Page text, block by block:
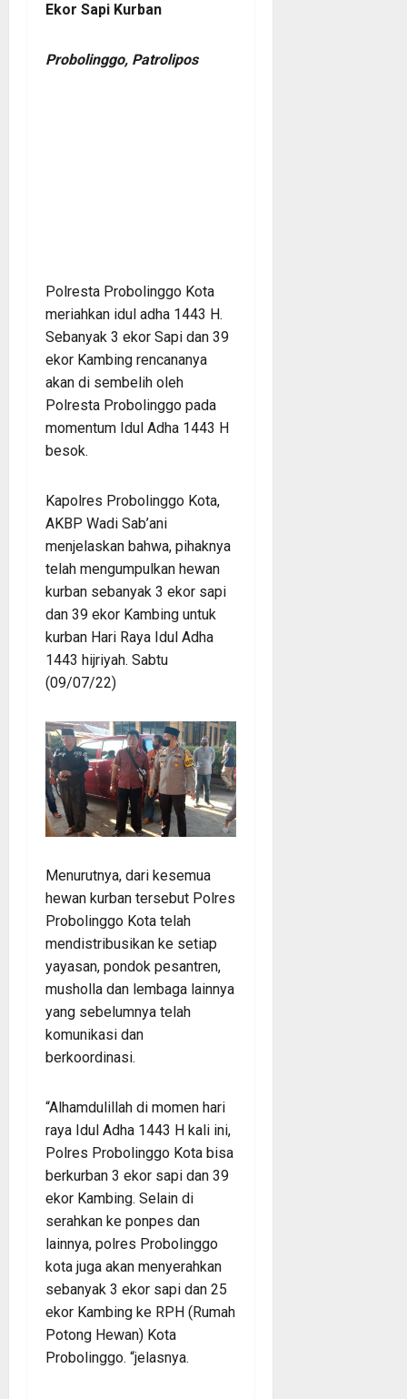
Ekor Sapi Kurban
Probolinggo, Patrolipos
Polresta Probolinggo Kota
meriahkan idul adha 1443 H.
Sebanyak 3 ekor Sapi dan 39
ekor Kambing rencananya
akan di sembelih oleh
Polresta Probolinggo pada
momentum Idul Adha 1443 H
besok.
Kapolres Probolinggo Kota,
AKBP Wadi Sab’ani
menjelaskan bahwa, pihaknya
telah mengumpulkan hewan
kurban sebanyak 3 ekor sapi
dan 39 ekor Kambing untuk
kurban Hari Raya Idul Adha
1443 hijriyah. Sabtu
(09/07/22)
Menurutnya, dari kesemua
hewan kurban tersebut Polres
Probolinggo Kota telah
mendistribusikan ke setiap
yayasan, pondok pesantren,
musholla dan lembaga lainnya
yang sebelumnya telah
komunikasi dan
berkoordinasi.
“Alhamdulillah di momen hari
raya Idul Adha 1443 H kali ini,
Polres Probolinggo Kota bisa
berkurban 3 ekor sapi dan 39
ekor Kambing. Selain di
serahkan ke ponpes dan
lainnya, polres Probolinggo
kota juga akan menyerahkan
sebanyak 3 ekor sapi dan 25
ekor Kambing ke RPH (Rumah
Potong Hewan) Kota
Probolinggo. “jelasnya.